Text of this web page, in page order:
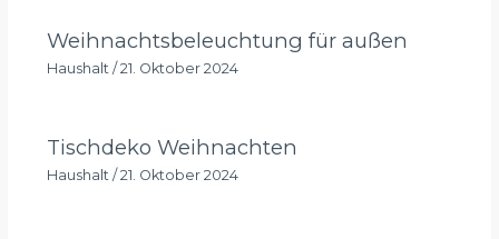
Weihnachtsbeleuchtung für außen
Haushalt/ 21. Oktober 2024
Tischdeko Weihnachten
Haushalt/ 21. Oktober 2024